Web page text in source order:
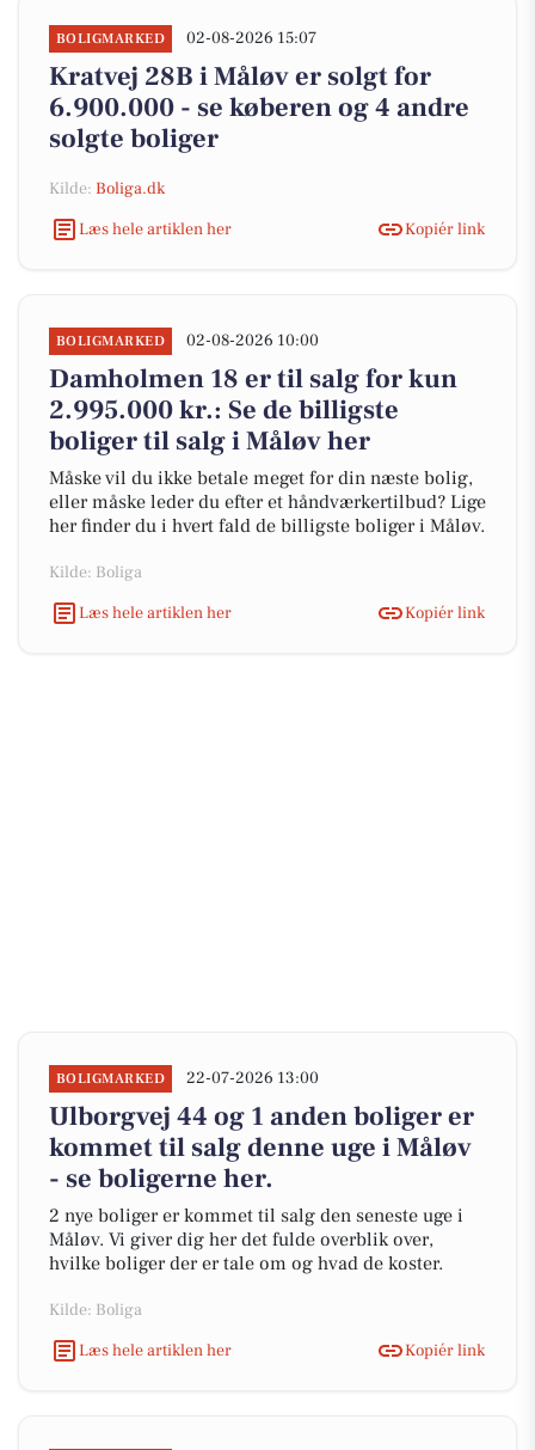
BOLIGMARKED 02-08-2026 15:07
Kratvej 28B i Måløv er solgt for
6.900.000 - se køberen og 4 andre
solgte boliger
Kilde: Boliga.dk
Læs hele artiklen her
Kopiér link
BOLIGMARKED 02-08-2026 10:00
Damholmen 18 er til salg for kun
2.995.000 kr.: Se de billigste
boliger til salg i Måløv her
Måske vil du ikke betale meget for din næste bolig,
eller måske leder du efter et håndværkertilbud? Lige
her finder du i hvert fald de billigste boliger i Måløv.
Kilde: Boliga
Læs hele artiklen her
Kopiér link
BOLIGMARKED 22-07-2026 13:00
Ulborgvej 44 og 1 anden boliger er
kommet til salg denne uge i Måløv
- se boligerne her.
2 nye boliger er kommet til salg den seneste uge i
Måløv. Vi giver dig her det fulde overblik over,
hvilke boliger der er tale om og hvad de koster.
Kilde: Boliga
Læs hele artiklen her
Kopiér link